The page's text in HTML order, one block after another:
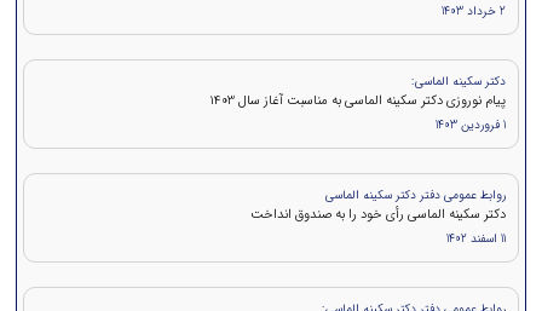
2 خرداد 1403
دکتر سکینه الماسی:
پیام نوروزی دکتر سکینه الماسی به مناسبت آغاز سال 1403
1 فروردین 1403
روابط عمومی دفتر دکتر سکینه الماسی
دکتر سکینه الماسی رأی خود را به صندوق انداخت
11 اسفند 1402